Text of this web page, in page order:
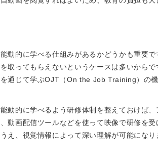
動的に学べる仕組みがあるかどうかも重要で
取ってもらえないというケースは多いからで
通じて学ぶOJT（On the Job Training）の
動的に学べるよう研修体制を整えておけば、
動画配信ツールなどを使って映像で研修を受
え、視覚情報によって深い理解が可能になり